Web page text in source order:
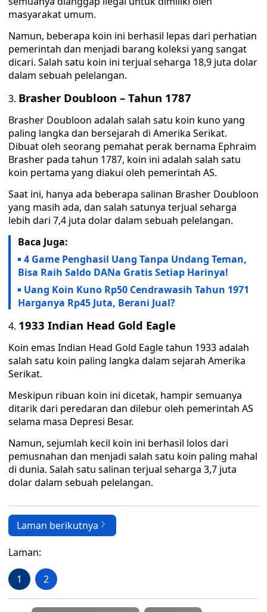
masyarakat umum.
Namun, beberapa koin ini berhasil lepas dari perhatian
pemerintah dan menjadi barang koleksi yang sangat
dicari. Salah satu koin ini terjual seharga 18,9 juta dolar
dalam sebuah pelelangan.
Brasher Doubloon – Tahun 1787
Brasher Doubloon adalah salah satu koin kuno yang
paling langka dan bersejarah di Amerika Serikat.
Dibuat oleh seorang pemahat perak bernama Ephraim
Brasher pada tahun 1787, koin ini adalah salah satu
koin pertama yang diakui oleh pemerintah AS.
Saat ini, hanya ada beberapa salinan Brasher Doubloon
yang masih ada, dan salah satunya terjual seharga
lebih dari 7,4 juta dolar dalam sebuah pelelangan.
Baca Juga:
4 Game Penghasil Uang Tanpa Undang Teman,
Bisa Raih Saldo DANa Gratis Setiap Harinya!
Uang Koin Kuno Rp50 Cendrawasih Tahun 1971
Harganya Rp45 Juta, Berani Jual?
1933 Indian Head Gold Eagle
Koin emas Indian Head Gold Eagle tahun 1933 adalah
salah satu koin paling langka dalam sejarah Amerika
Serikat.
Meskipun ribuan koin ini dicetak, hampir semuanya
ditarik dari peredaran dan dilebur oleh pemerintah AS
selama masa Depresi Besar.
Namun, sejumlah kecil koin ini berhasil lolos dari
pemusnahan dan menjadi salah satu koin paling mahal
di dunia. Salah satu salinan terjual seharga 3,7 juta
dolar dalam sebuah pelelangan.
Laman berikutnya
Laman:
1 2